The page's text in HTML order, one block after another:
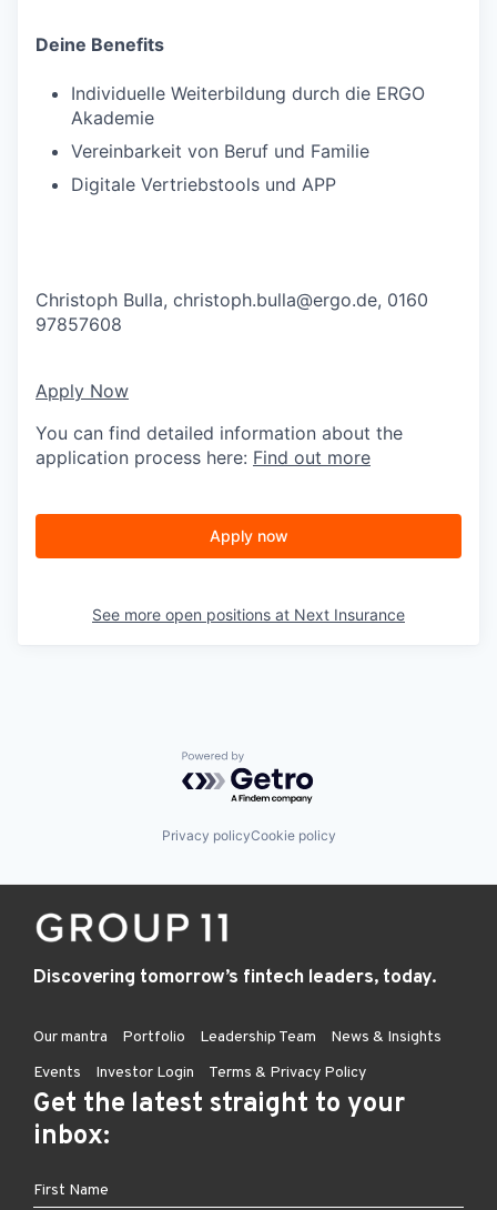
Deine Benefits
Individuelle Weiterbildung durch die ERGO
Akademie
Vereinbarkeit von Beruf und Familie
Digitale Vertriebstools und APP
Christoph Bulla, christoph.bulla@ergo.de, 0160
97857608
Apply Now
You can find detailed information about the
application process here: Find out more
Apply now
See more open positions at Next Insurance
Powered by Getro.com
Privacy policyCookie policy
Discovering tomorrow’s fintech leaders, today.
Our mantra Portfolio Leadership Team
News & Insights
Events
Investor Login Terms & Privacy Policy
Get the latest straight to your
inbox: